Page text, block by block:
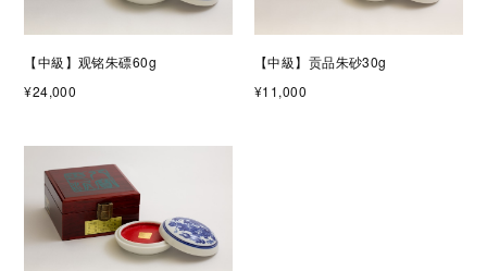
【中級】观铭朱磦60g
¥24,000
【中級】贡品朱砂30g
¥11,000